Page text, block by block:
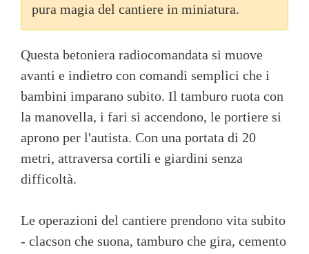
pura magia del cantiere in miniatura.
Questa betoniera radiocomandata si muove
avanti e indietro con comandi semplici che i
bambini imparano subito. Il tamburo ruota con
la manovella, i fari si accendono, le portiere si
aprono per l'autista. Con una portata di 20
metri, attraversa cortili e giardini senza
difficoltà.
Le operazioni del cantiere prendono vita subito
- clacson che suona, tamburo che gira, cemento